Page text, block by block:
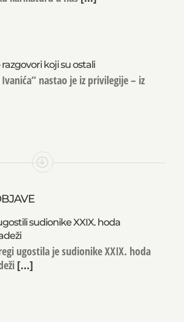
razgovori koji su ostali
nastao je iz privilegije – iz
sudionike XXIX. hoda
ugostila je sudionike XXIX. hoda
[...]